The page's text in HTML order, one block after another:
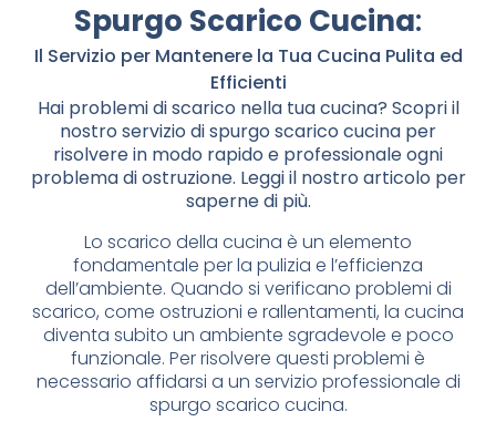
Spurgo Scarico Cucina:
Il Servizio per Mantenere la Tua Cucina Pulita ed
Efficienti
Hai problemi di scarico nella tua cucina? Scopri il
nostro servizio di spurgo scarico cucina per
risolvere in modo rapido e professionale ogni
problema di ostruzione. Leggi il nostro articolo per
saperne di più.
Lo scarico della cucina è un elemento
fondamentale per la pulizia e l’efficienza
dell’ambiente. Quando si verificano problemi di
scarico, come ostruzioni e rallentamenti, la cucina
diventa subito un ambiente sgradevole e poco
funzionale. Per risolvere questi problemi è
necessario affidarsi a un servizio professionale di
spurgo scarico cucina.